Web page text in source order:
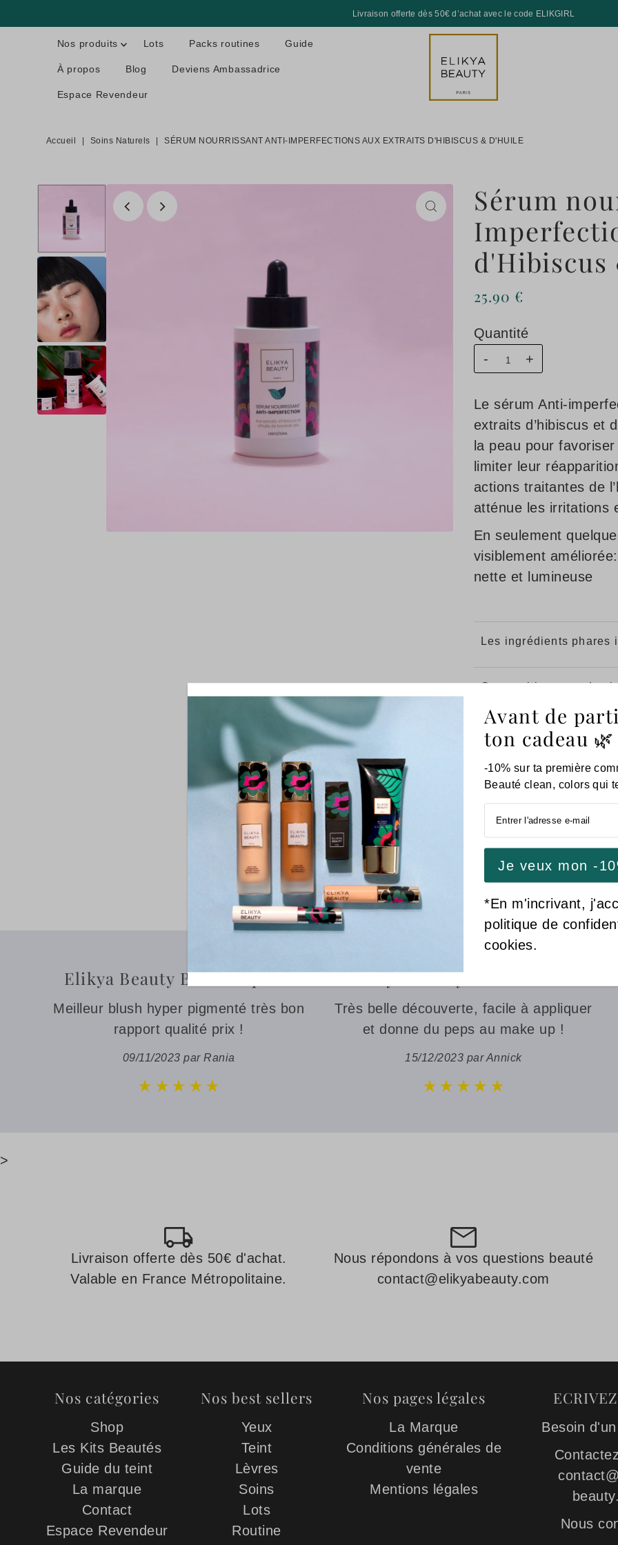
Livraison offerte dès 50€ d’achat avec le code ELIKGIRL
Nos produits Lots Packs routines Guide
À propos Blog Deviens Ambassadrice
Espace Revendeur
Accueil Soins Naturels SÉRUM NOURRISSANT ANTI-IMPERFECTIONS AUX EXTRAITS D'HIBISCUS & D'HUILE
Sérum
d'Hibiscus
25.90 €
Quantité
-
+
Le sérum Anti-
extraits d’hibiscus et
la peau pour
limiter leur
actions traitantes de
atténue les irritations
En seulement
visiblement
nette et lumineuse
Les ingrédients phares
Composition avec des
Nos conseils d'utilisation
Acheter
Partager:
Elikya Beauty Blush Liquide
Meilleur blush hyper pigmenté très bon
rapport qualité prix !
09/11/2023 par Rania
Elikya Beauty Illuminateur
Très belle découverte, facile à appliquer
et donne du peps au make up !
15/12/2023 par Annick
>
Livraison offerte dès 50€ d'achat.
Valable en France Métropolitaine.
Nous répondons à vos questions beauté
contact@elikyabeauty.com
Nos catégories
Shop
Les Kits Beautés
Guide du teint
La marque
Contact
Espace Revendeur
Nos best sellers
Yeux
Teint
Lèvres
Soins
Lots
Routine
Nos pages légales
La Marque
Conditions générales de
vente
Mentions légales
Besoin
Nous
Avant de
ton cadeau 🌿
-10% sur ta première
Beauté clean, colors qui
*En m'incrivant,
politique de
cookies.